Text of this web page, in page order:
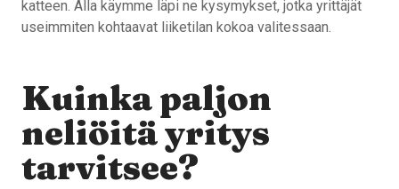
katteen. Alla käymme läpi ne kysymykset, jotka yrittäjät
useimmiten kohtaavat liiketilan kokoa valitessaan.
Kuinka paljon
neliöitä yritys
tarvitsee?